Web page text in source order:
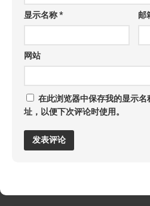
显示名称* 邮
网站
在此浏览器中保存我的显示
址，以便下次评论时使用。